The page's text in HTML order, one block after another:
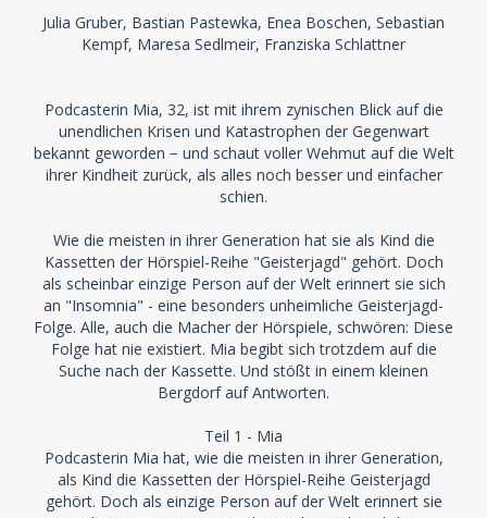
Julia Gruber, Bastian Pastewka, Enea Boschen, Sebastian
Kempf, Maresa Sedlmeir, Franziska Schlattner
Podcasterin Mia, 32, ist mit ihrem zynischen Blick auf die
unendlichen Krisen und Katastrophen der Gegenwart
bekannt geworden − und schaut voller Wehmut auf die Welt
ihrer Kindheit zurück, als alles noch besser und einfacher
schien.
Wie die meisten in ihrer Generation hat sie als Kind die
Kassetten der Hörspiel-Reihe "Geisterjagd" gehört. Doch
als scheinbar einzige Person auf der Welt erinnert sie sich
an "Insomnia" - eine besonders unheimliche Geisterjagd-
Folge. Alle, auch die Macher der Hörspiele, schwören: Diese
Folge hat nie existiert. Mia begibt sich trotzdem auf die
Suche nach der Kassette. Und stößt in einem kleinen
Bergdorf auf Antworten.
Teil 1 - Mia
Podcasterin Mia hat, wie die meisten in ihrer Generation,
als Kind die Kassetten der Hörspiel-Reihe Geisterjagd
gehört. Doch als einzige Person auf der Welt erinnert sie